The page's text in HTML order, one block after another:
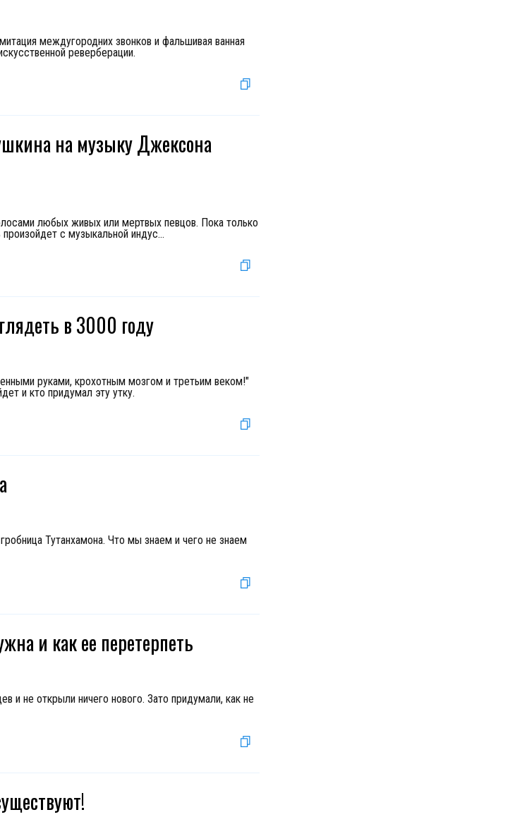
междугородних звонков и фальшивая ванная
реверберации.
на музыку Джексона
любых живых или мертвых певцов. Пока только
произойдет с музыкальной индус...
в 3000 году
руками, крохотным мозгом и третьим веком!"
и кто придумал эту утку.
Тутанхамона. Что мы знаем и чего не знаем
и как ее перетерпеть
и не открыли ничего нового. Зато придумали, как не